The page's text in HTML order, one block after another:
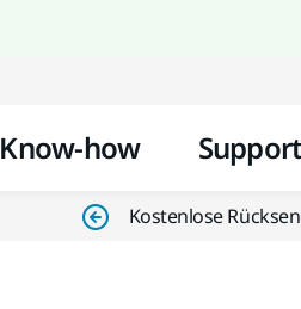
Know-how Support
Kostenlose